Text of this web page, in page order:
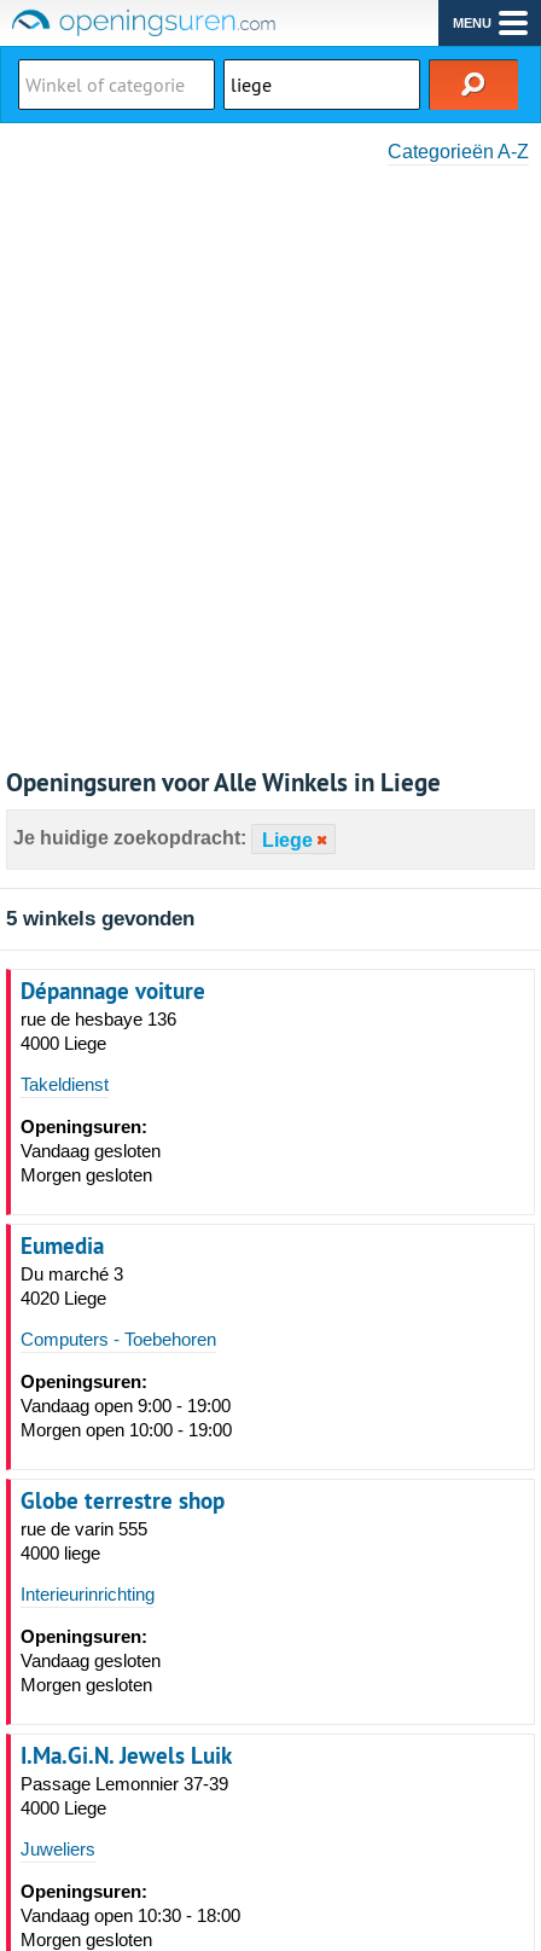
MENU
Categorieën A-Z
Openingsuren voor Alle Winkels in Liege
Je huidige zoekopdracht: Liege
5 winkels gevonden
Dépannage voiture
rue de hesbaye 136
4000 Liege
Takeldienst
Openingsuren:
Vandaag gesloten
Morgen gesloten
Eumedia
Du marché 3
4020 Liege
Computers - Toebehoren
Openingsuren:
Vandaag open 9:00 - 19:00
Morgen open 10:00 - 19:00
Globe terrestre shop
rue de varin 555
4000 liege
Interieurinrichting
Openingsuren:
Vandaag gesloten
Morgen gesloten
I.Ma.Gi.N. Jewels Luik
Passage Lemonnier 37-39
4000 Liege
Juweliers
Openingsuren:
Vandaag open 10:30 - 18:00
Morgen gesloten